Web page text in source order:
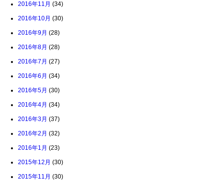
2016年11月 (34)
2016年10月 (30)
2016年9月 (28)
2016年8月 (28)
2016年7月 (27)
2016年6月 (34)
2016年5月 (30)
2016年4月 (34)
2016年3月 (37)
2016年2月 (32)
2016年1月 (23)
2015年12月 (30)
2015年11月 (30)